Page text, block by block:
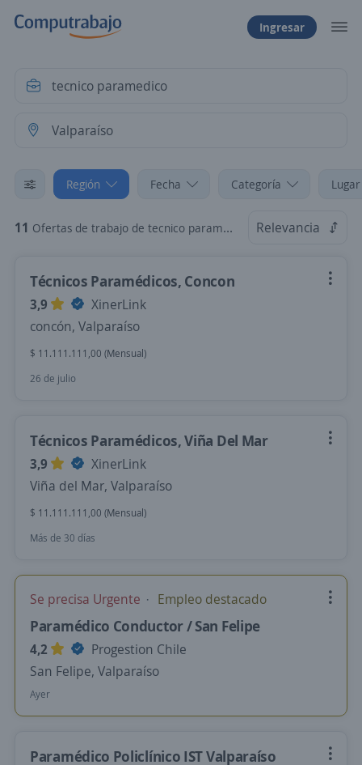
Ingresar
Región Fecha Categoría
11 Ofertas de trabajo de tecnico paramedico en Valparaíso Relevancia
Técnicos Paramédicos, Concon
3,9
XinerLink
concón, Valparaíso
$ 11.111.111,00 (Mensual)
26 de julio
Técnicos Paramédicos, Viña Del Mar
3,9
XinerLink
Viña del Mar, Valparaíso
$ 11.111.111,00 (Mensual)
Más de 30 días
Se precisa Urgente Empleo destacado
Paramédico Conductor / San Felipe
4,2
Progestion Chile
San Felipe, Valparaíso
Ayer
Paramédico Policlínico IST Valparaíso